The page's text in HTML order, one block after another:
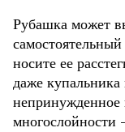
Рубашка может
носите ее
даже
непринужденное
многослойности